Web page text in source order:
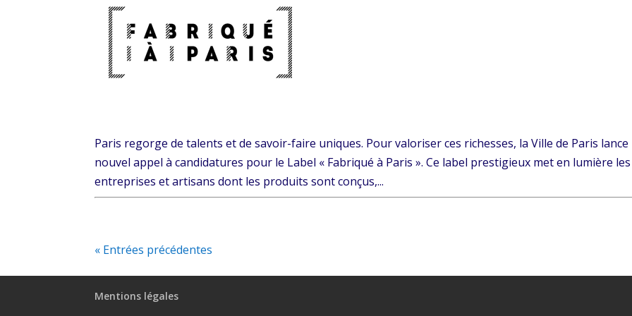
Paris regorge de talents et de savoir-faire uniques. Pour valoriser ces richesses, la Ville de Paris
nouvel appel à candidatures pour le Label « Fabriqué à Paris ». Ce label prestigieux met en lumière les
entreprises et artisans dont les produits sont conçus,...
« Entrées précédentes
Mentions légales